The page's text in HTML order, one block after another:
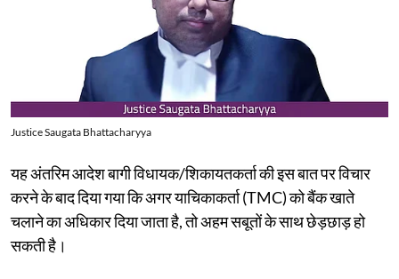
Justice Saugata Bhattacharyya
यह अंतरिम आदेश बागी विधायक/शिकायतकर्ता की इस बात पर विचार
करने के बाद दिया गया कि अगर याचिकाकर्ता (TMC) को बैंक खाते
चलाने का अधिकार दिया जाता है, तो अहम सबूतों के साथ छेड़छाड़ हो
सकती है।